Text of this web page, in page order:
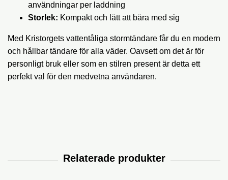
användningar per laddning
Storlek: Kompakt och lätt att bära med sig
Med Kristorgets vattentåliga stormtändare får du en modern
och hållbar tändare för alla väder. Oavsett om det är för
personligt bruk eller som en stilren present är detta ett
perfekt val för den medvetna användaren.